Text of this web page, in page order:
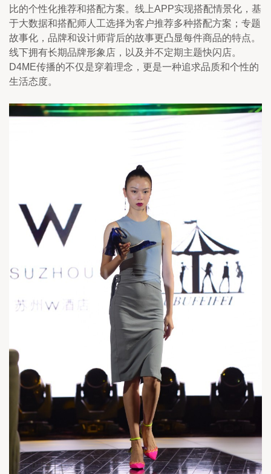
比的个性化推荐和搭配方案。线上APP实现搭配情景化，基
于大数据和搭配师人工选择为客户推荐多种搭配方案；专题
故事化，品牌和设计师背后的故事更凸显每件商品的特点。
线下拥有长期品牌形象店，以及并不定期主题快闪店。
D4ME传播的不仅是穿着理念，更是一种追求品质和个性的
生活态度。